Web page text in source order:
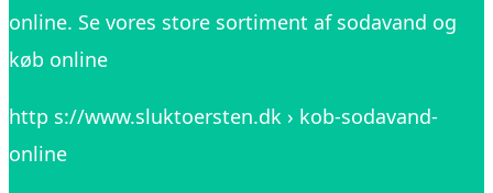
online. Se vores store sortiment af sodavand og
køb online
http s://www.sluktoersten.dk › kob-sodavand-
online